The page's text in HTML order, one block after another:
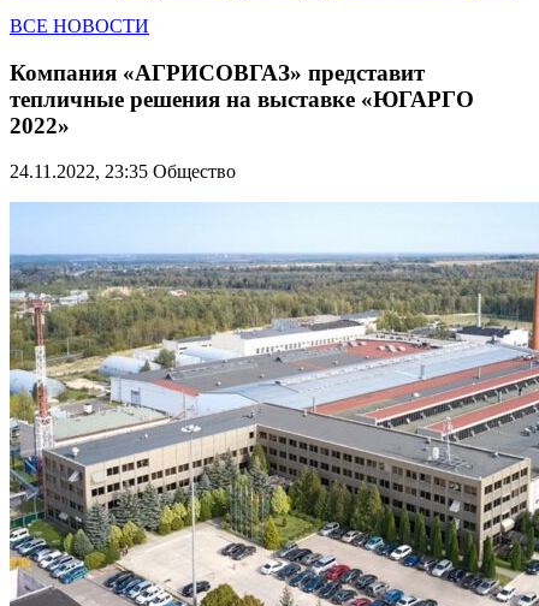
ВСЕ НОВОСТИ
Компания «АГРИСОВГАЗ» представит
тепличные решения на выставке «ЮГАРГО
2022»
24.11.2022, 23:35 Общество